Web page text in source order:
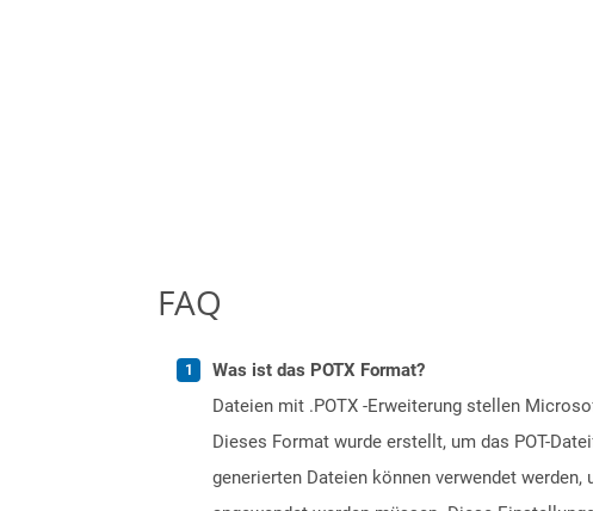
FAQ
Was ist das POTX Format?
Dateien mit .POTX -Erweiterung stellen
Dieses Format wurde erstellt, um das POT-
generierten Dateien können verwendet